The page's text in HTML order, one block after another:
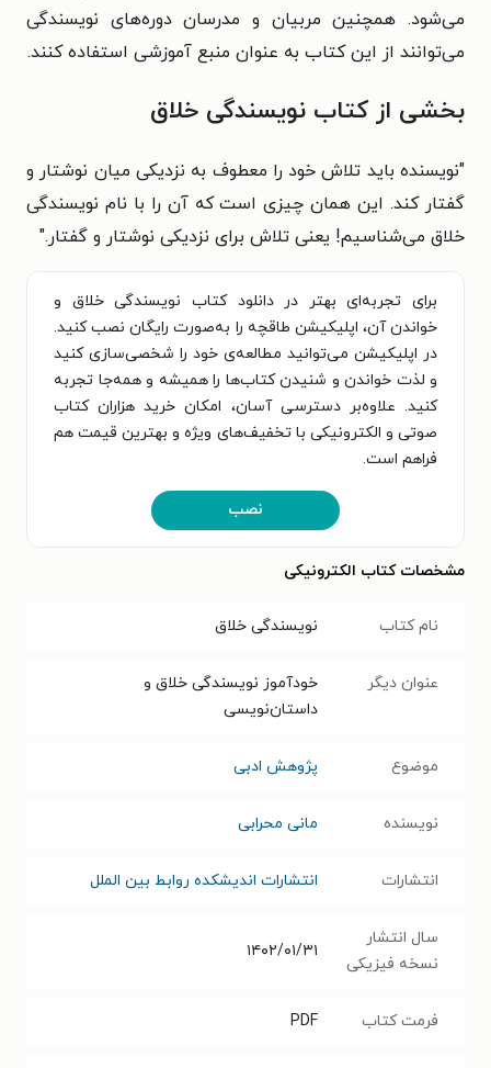
می‌شود. همچنین مربیان و مدرسان دوره‌های نویسندگی
می‌توانند از این کتاب به عنوان منبع آموزشی استفاده کنند.
بخشی از کتاب نویسندگی خلاق
"نویسنده باید تلاش خود را معطوف به نزدیکی میان نوشتار و
گفتار کند. این همان چیزی است که آن را با نام نویسندگی
خلاق می‌شناسیم! یعنی تلاش برای نزدیکی نوشتار و گفتار."
برای تجربه‌ای بهتر در دانلود کتاب نویسندگی خلاق و
خواندن آن، اپلیکیشن طاقچه را به‌صورت رایگان نصب کنید.
در اپلیکیشن می‌توانید مطالعه‌ی خود را شخصی‌سازی کنید
و لذت خواندن و شنیدن کتاب‌ها را همیشه و همه‌جا تجربه
کنید. علاوه‌بر دسترسی آسان، امکان خرید هزاران کتاب
صوتی و الکترونیکی با تخفیف‌های ویژه و بهترین قیمت هم
فراهم است.
نصب
مشخصات کتاب الکترونیکی
نام کتاب نویسندگی خلاق
عنوان دیگر
خودآموز نویسندگی خلاق و
داستان‌نویسی
موضوع پژوهش ادبی
نویسنده مانی محرابی
انتشارات انتشارات اندیشکده روابط بین الملل
سال انتشار
نسخه فیزیکی
۱۴۰۲/۰۱/۳۱
فرمت کتاب PDF